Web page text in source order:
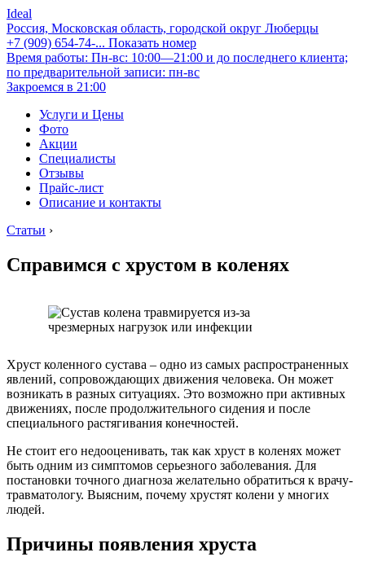
Ideal
Россия, Московская область, городской округ Люберцы
+7 (909) 654-74-... Показать номер
Время работы: Пн-вс: 10:00—21:00 и до последнего клиента;
по предварительной записи: пн-вс
Закроемся в 21:00
Услуги и Цены
Фото
Акции
Специалисты
Отзывы
Прайс-лист
Описание и контакты
Статьи ›
Справимся с хрустом в коленях
Хруст коленного сустава – одно из самых распространенных
явлений, сопровождающих движения человека. Он может
возникать в разных ситуациях. Это возможно при активных
движениях, после продолжительного сидения и после
специального растягивания конечностей.
Не стоит его недооценивать, так как хруст в коленях может
быть одним из симптомов серьезного заболевания. Для
постановки точного диагноза желательно обратиться к врачу-
травматологу. Выясним, почему хрустят колени у многих
людей.
Причины появления хруста